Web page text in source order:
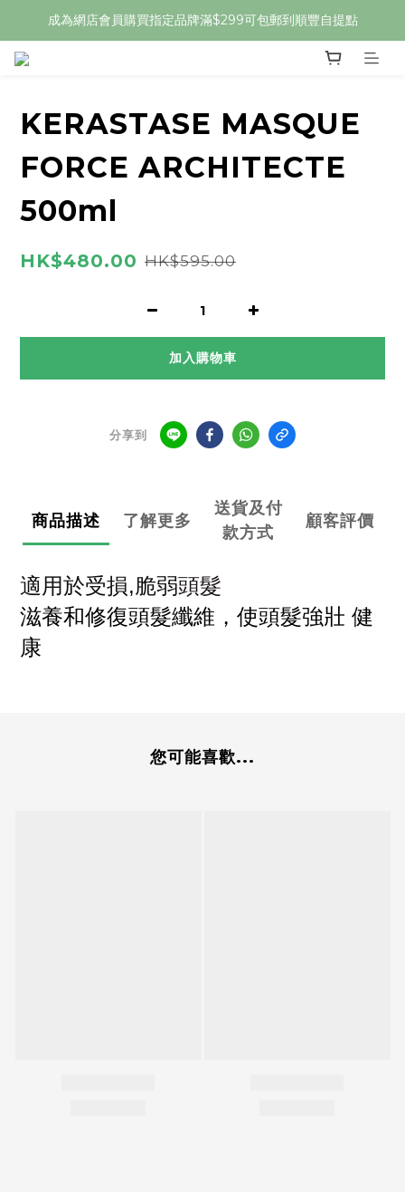
成為網店會員購買指定品牌滿$299可包郵到順豐自提點
KERASTASE MASQUE
FORCE ARCHITECTE
500ml
HK$480.00 HK$595.00
加入購物車
分享到
商品描述 了解更多
送貨及付
款方式
顧客評價
適用於受損,脆弱頭髮
滋養和修復頭髮纖維，使頭髮強壯 健
康
您可能喜歡...